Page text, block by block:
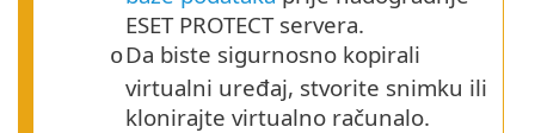
ESET PROTECT servera.
oDa biste sigurnosno kopirali
virtualni uređaj, stvorite snimku ili
klonirajte virtualno računalo.